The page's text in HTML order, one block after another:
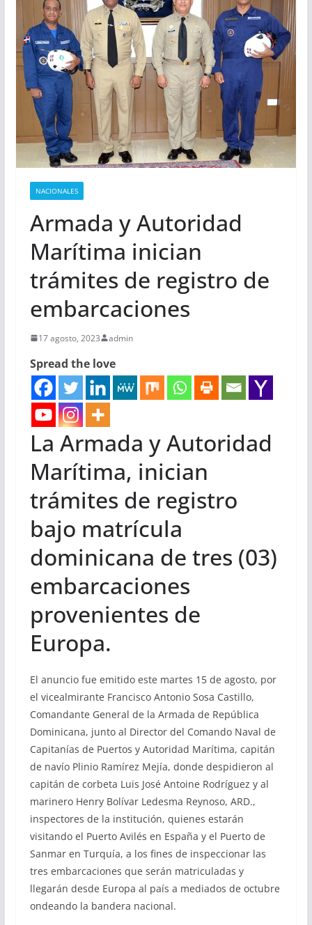
NACIONALES
Armada y Autoridad
Marítima inician
trámites de registro de
embarcaciones
17 agosto, 2023 admin
Spread the love
La Armada y Autoridad
Marítima, inician
trámites de registro
bajo matrícula
dominicana de tres (03)
embarcaciones
provenientes de
Europa.
El anuncio fue emitido este martes 15 de agosto, por
el vicealmirante Francisco Antonio Sosa Castillo,
Comandante General de la Armada de República
Dominicana, junto al Director del Comando Naval de
Capitanías de Puertos y Autoridad Marítima, capitán
de navío Plinio Ramírez Mejía, donde despidieron al
capitán de corbeta Luis José Antoine Rodríguez y al
marinero Henry Bolívar Ledesma Reynoso, ARD.,
inspectores de la institución, quienes estarán
visitando el Puerto Avilés en España y el Puerto de
Sanmar en Turquía, a los fines de inspeccionar las
tres embarcaciones que serán matriculadas y
llegarán desde Europa al país a mediados de octubre
ondeando la bandera nacional.